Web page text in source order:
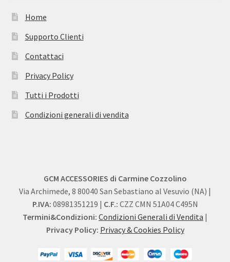
Home
Supporto Clienti
Contattaci
Privacy Policy
Tutti i Prodotti
Condizioni generali di vendita
GCM ACCESSORIES di Carmine Cozzolino
Via Archimede, 8 80040 San Sebastiano al Vesuvio (NA) |
P.IVA: 08981351219 | C.F.: CZZ CMN 51A04 C495N
Termini&Condizioni: Condizioni Generali di Vendita |
Privacy Policy: Privacy & Cookies Policy